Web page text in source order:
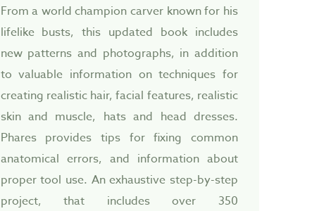
From a world champion carver known for his
lifelike busts, this updated book includes
new patterns and photographs, in addition
to valuable information on techniques for
creating realistic hair, facial features, realistic
skin and muscle, hats and head dresses.
Phares provides tips for fixing common
anatomical errors, and information about
proper tool use. An exhaustive step-by-step
project, that includes over 350